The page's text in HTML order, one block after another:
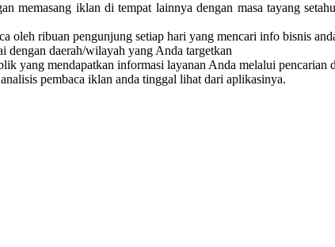
memasang iklan di tempat lainnya dengan masa tayang
oleh ribuan pengunjung setiap hari yang mencari info bisnis
daerah/wilayah yang Anda targetkan
yang mendapatkan informasi layanan Anda melalui pencarian
pembaca iklan anda tinggal lihat dari aplikasinya.